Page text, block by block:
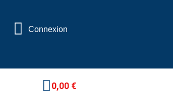
Connexion
0,00 €